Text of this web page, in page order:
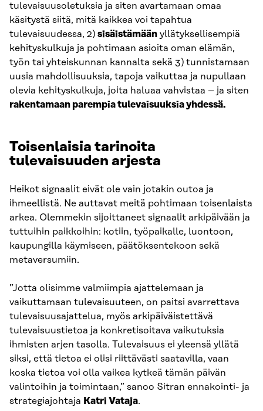
tulevaisuusoletuksia ja siten avartamaan omaa
käsitystä siitä, mitä kaikkea voi tapahtua
tulevaisuudessa, 2) sisäistämään yllätyksellisempiä
kehityskulkuja ja pohtimaan asioita oman elämän,
työn tai yhteiskunnan kannalta sekä 3) tunnistamaan
uusia mahdollisuuksia, tapoja vaikuttaa ja nupullaan
olevia kehityskulkuja, joita haluaa vahvistaa – ja siten
rakentamaan parempia tulevaisuuksia yhdessä.
Toisenlaisia tarinoita
tulevaisuuden arjesta
Heikot signaalit eivät ole vain jotakin outoa ja
ihmeellistä. Ne auttavat meitä pohtimaan toisenlaista
arkea. Olemmekin sijoittaneet signaalit arkipäivään ja
tuttuihin paikkoihin: kotiin, työpaikalle, luontoon,
kaupungilla käymiseen, päätöksentekoon sekä
metaversumiin.
”Jotta olisimme valmiimpia ajattelemaan ja
vaikuttamaan tulevaisuuteen, on paitsi avarrettava
tulevaisuusajattelua, myös arkipäiväistettävä
tulevaisuustietoa ja konkretisoitava vaikutuksia
ihmisten arjen tasolla. Tulevaisuus ei yleensä yllätä
siksi, että tietoa ei olisi riittävästi saatavilla, vaan
koska tietoa voi olla vaikea kytkeä tämän päivän
valintoihin ja toimintaan,” sanoo Sitran ennakointi- ja
strategiajohtaja Katri Vataja.